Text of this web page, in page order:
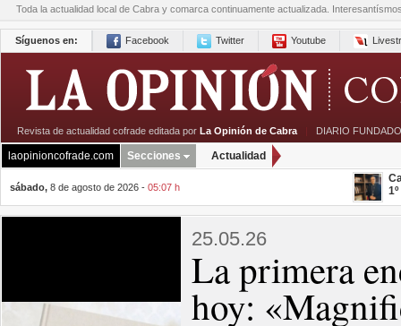
Toda la actualidad local de Cabra y comarca continuamente actualizada.
Síguenos en: Facebook Twitter Youtube
Revista de actualidad cofrade editada por La Opinión de Cabra | DIARIO
laopinioncofrade.com Secciones Actualidad
sábado, 8 de agosto de 2026 - 05:07 h
25.05.26
La primera
hoy: